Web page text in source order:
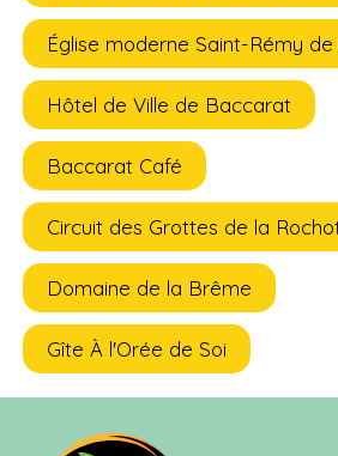
Église moderne Saint-Rémy
Hôtel de Ville de Baccarat
Baccarat Café
Circuit des Grottes de la
Domaine de la Brême
Gîte À l'Orée de Soi